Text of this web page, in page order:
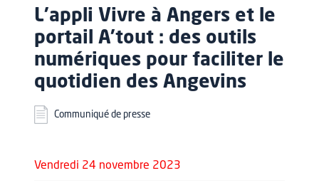
L’appli Vivre à Angers et le
portail A’tout : des outils
numériques pour faciliter le
quotidien des Angevins
Communiqué de presse
Vendredi 24 novembre 2023